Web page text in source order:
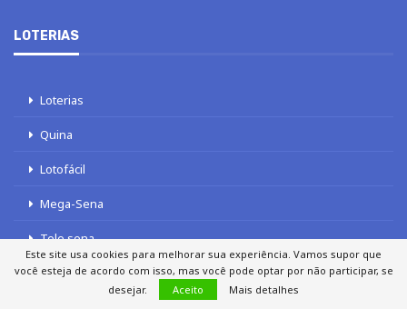
LOTERIAS
Loterias
Quina
Lotofácil
Mega-Sena
Tele sena
Este site usa cookies para melhorar sua experiência. Vamos supor que
você esteja de acordo com isso, mas você pode optar por não participar, se
desejar.
Aceito Mais detalhes